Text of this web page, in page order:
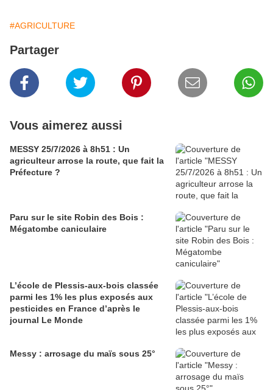
#AGRICULTURE
Partager
Vous aimerez aussi
MESSY 25/7/2026 à 8h51 : Un
agriculteur arrose la route, que fait la
Préfecture ?
Paru sur le site Robin des Bois :
Mégatombe caniculaire
L’école de Plessis-aux-bois classée
parmi les 1% les plus exposés aux
pesticides en France d’après le
journal Le Monde
Messy : arrosage du maïs sous 25°